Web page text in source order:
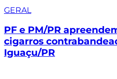
GERAL
PF e PM/PR
cigarros
Iguaçu/PR